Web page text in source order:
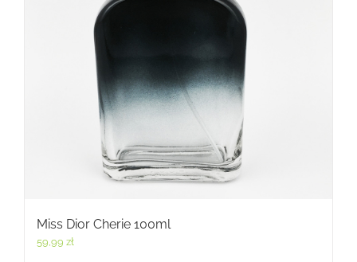
Miss Dior Cherie 100ml
59,99 zł